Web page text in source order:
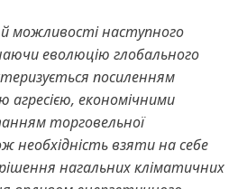
можливості наступного
еволюцію глобального
посиленням
агресією, економічними
торговельної
необхідність взяти на себе
нагальних кліматичних